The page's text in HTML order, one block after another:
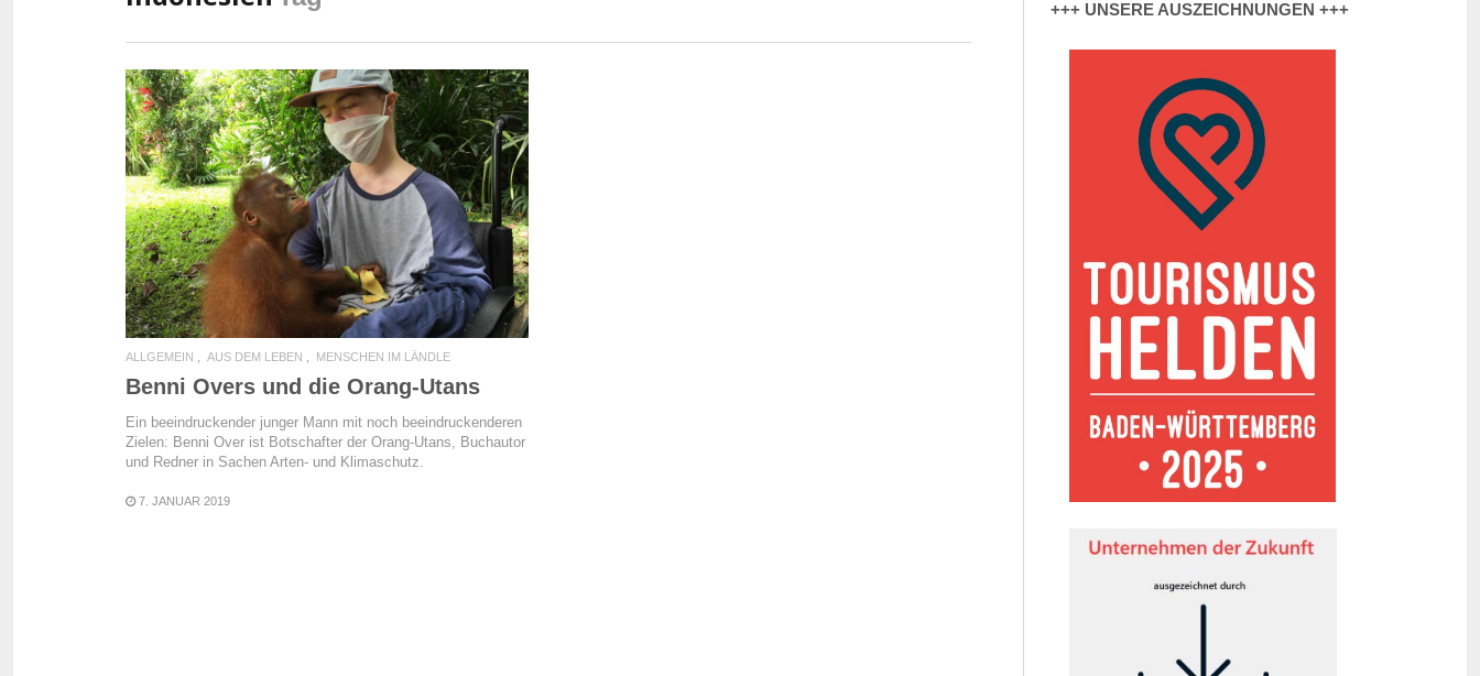
READ MORE
ALLGEMEIN AUS DEM LEBEN MENSCHEN IM LÄNDLE
Benni Overs und die Orang-Utans
Ein beeindruckender junger Mann mit noch beeindruckenderen
Zielen: Benni Over ist Botschafter der Orang-Utans, Buchautor
und Redner in Sachen Arten- und Klimaschutz.
7. JANUAR 2019
+++ UNSERE AUSZEICHNUNGEN +++